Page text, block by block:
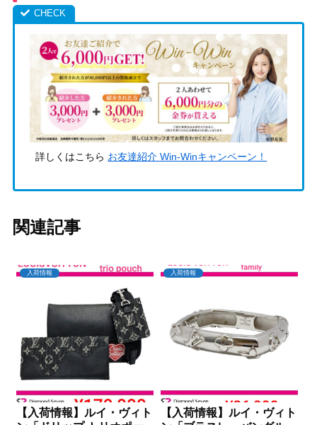
詳しくはこちら お友達紹介 Win-Winキャンペーン！
関連記事
入荷情報
【入荷情報】ルイ・ヴィト
入荷情報
【入荷情報】ルイ・ヴィト